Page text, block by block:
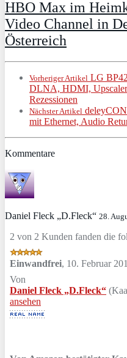
HBO Max im
Video Channel in
Österreich
Vorheriger Artikel LG
DLNA, HDMI,
Rezessionen
Nächster Artikel
mit Ethernet, Audio
Kommentare
Daniel Fleck „D.Fleck“ 28.
2 von 2 Kunden fanden die
Einwandfrei, 10. Februar
Von
Daniel Fleck „D.Fleck“
ansehen